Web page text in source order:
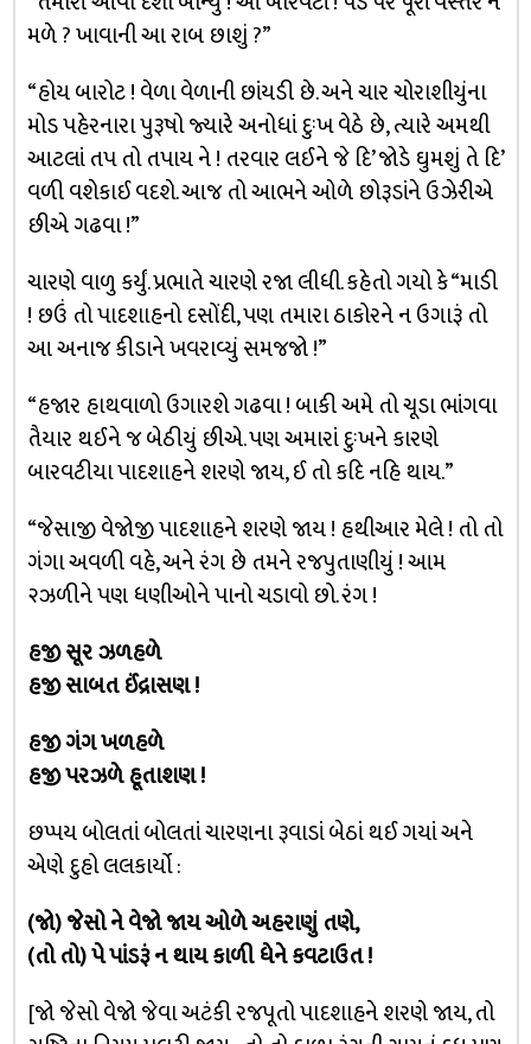
મળે ? ખાવાની આ રાબ છાશું ?”
“હોય બારોટ ! વેળા વેળાની છાંયડી છે. અને ચાર ચોરાશીયુંના
મોડ પહેરનારા પુરૂષો જ્યારે અનોધાં દુઃખ વેઠે છે, ત્યારે અમથી
આટલાં તપ તો તપાય ને ! તરવાર લઈને જે દિ’ જોડે ઘુમશું તે દિ’
વળી વશેકાઈ વદશે. આજ તો આભને ઓળે છોરૂડાંને ઉઝેરીએ
છીએ ગઢવા !”
ચારણે વાળુ કર્યું. પ્રભાતે ચારણે રજા લીધી. કહેતો ગયો કે “માડી
! છઉં તો પાદશાહનો દસોંદી, પણ તમારા ઠાકોરને ન ઉગારૂં તો
આ અનાજ કીડાને ખવરાવ્યું સમજજો !”
“હજાર હાથવાળો ઉગારશે ગઢવા ! બાકી અમે તો ચૂડા ભાંગવા
તૈયાર થઈને જ બેઠીયું છીએ. પણ અમારાં દુઃખને કારણે
બારવટીયા પાદશાહને શરણે જાય, ઈ તો કદિ નહિ થાય.”
“જેસાજી વેજોજી પાદશાહને શરણે જાય ! હથીઆર મેલે ! તો તો
ગંગા અવળી વહે, અને રંગ છે તમને રજપુતાણીયું ! આમ
૨ઝળીને પણ ધણીઓને પાનો ચડાવો છો. રંગ !
હજી સૂર ઝળહળે
હજી સાબત ઈંદ્રાસણ !
હજી ગંગ ખળહળે
હજી પરઝળે હૂતાશણ !
છપ્પય બોલતાં બોલતાં ચારણના રૂવાડાં બેઠાં થઈ ગયાં અને
એણે દુહો લલકાર્યો :
(જો) જેસો ને વેજો જાય ઓળે અહરાણું તણે,
(તો તો) પે પાંડરૂં ન થાય કાળી ધેને કવટાઉત !
[જો જેસો વેજો જેવા અટંકી રજપૂતો પાદશાહને શરણે જાય, તો